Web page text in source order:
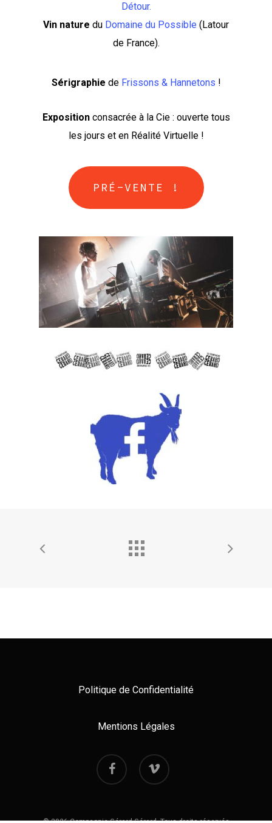
Détour.
Vin nature du Domaine du Possible (Latour
de France).
Sérigraphie de Frissons & Hannetons !
Expositionconsacrée à la Cie : ouverte tous
les jours et en Réalité Virtuelle !
PRÉ-VENTE !
Politique de Confidentialité
Mentions Légales
facebook vimeo